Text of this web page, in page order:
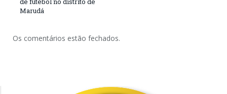
Marudá
Os comentários estão fechados.